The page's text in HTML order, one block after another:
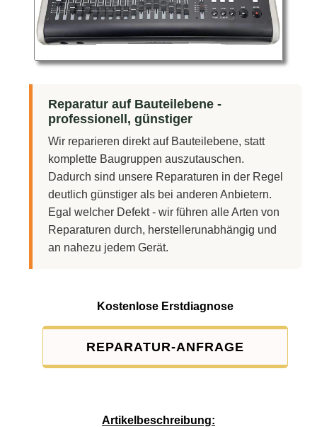
Reparatur auf Bauteilebene -
professionell, günstiger
Wir reparieren direkt auf Bauteilebene, statt
komplette Baugruppen auszutauschen.
Dadurch sind unsere Reparaturen in der Regel
deutlich günstiger als bei anderen Anbietern.
Egal welcher Defekt - wir führen alle Arten von
Reparaturen durch, herstellerunabhängig und
an nahezu jedem Gerät.
Kostenlose Erstdiagnose
REPARATUR-ANFRAGE
Artikelbeschreibung: